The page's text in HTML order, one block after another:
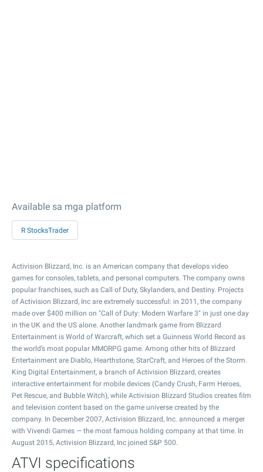
Available sa mga platform
R StocksTrader
Activision Blizzard, Inc. is an American company that develops video
games for consoles, tablets, and personal computers. The company owns
popular franchises, such as Call of Duty, Skylanders, and Destiny. Projects
of Activision Blizzard, Inc are extremely successful: in 2011, the company
made over $400 million on "Call of Duty: Modern Warfare 3" in just one day
in the UK and the US alone. Another landmark game from Blizzard
Entertainment is World of Warcraft, which set a Guinness World Record as
the world’s most popular MMORPG game. Among other hits of Blizzard
Entertainment are Diablo, Hearthstone, StarCraft, and Heroes of the Storm.
King Digital Entertainment, a branch of Activision Blizzard, creates
interactive entertainment for mobile devices (Candy Crush, Farm Heroes,
Pet Rescue, and Bubble Witch), while Activision Blizzard Studios creates film
and television content based on the game universe created by the
company. In December 2007, Activision Blizzard, Inc. announced a merger
with Vivendi Games — the most famous holding company at that time. In
August 2015, Activision Blizzard, Inc joined S&P 500.
ATVI specifications